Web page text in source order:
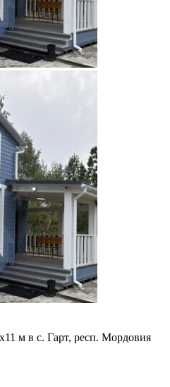
м в с. Гарт, респ. Мордовия